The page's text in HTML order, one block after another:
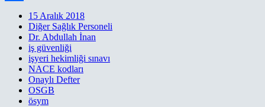
15 Aralık 2018
Diğer Sağlık Personeli
Dr. Abdullah İnan
iş güvenliği
işyeri hekimliği sınavı
NACE kodları
Onaylı Defter
OSGB
ösym